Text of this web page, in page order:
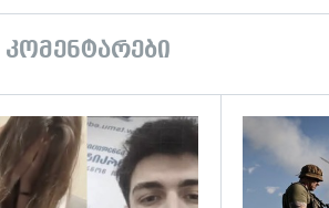
კომენტარები
გადახედვა